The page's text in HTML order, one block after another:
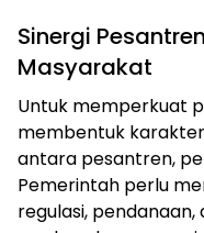
Sinergi
Masyarakat
Untuk memperkuat
membentuk
antara pesantren,
Pemerintah perlu
regulasi,